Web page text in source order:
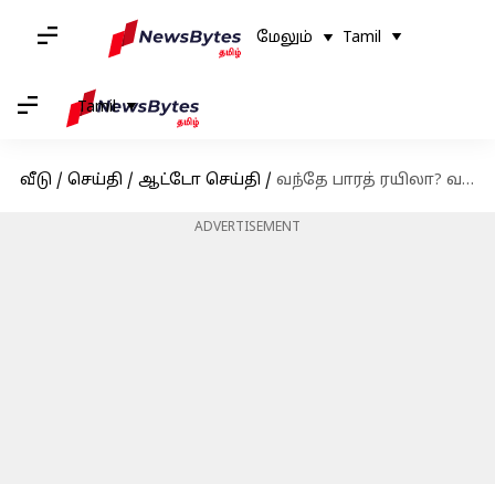
மேலும் Tamil
Tamil
வீடு / செய்தி / ஆட்டோ செய்தி / வந்தே பாரத் ரயிலா? வந்தே இந்தி ரயிலா? - எம்பி சு.வெங்கடேசன் ஆதங்கம்
ADVERTISEMENT